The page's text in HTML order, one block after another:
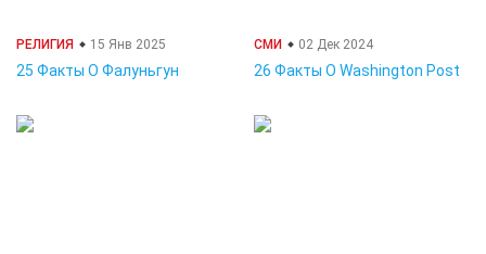
РЕЛИГИЯ 15 Янв 2025
25 Факты О Фалуньгун
СМИ 02 Дек 2024
26 Факты О Washington Post